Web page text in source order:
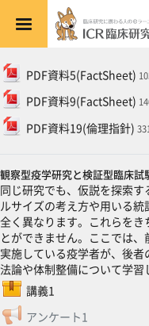
メインコンテンツへスキップ
トピックアウトライン
一般 PDF資料5(FactSheet)
ファイ
PDF資料9(FactSheet)
ファイ
PDF資料19(倫理指針)
ファイル
観察型疫学研究と検証型臨床試
同じ研究でも、仮説を探索
ルサイズの考え方や用いる
全く異なります。これらを
とができません。ここでは
実施している疫学者が、後
法論や体制整備について学習
講義1
SCORMパッケージ
アンケート1